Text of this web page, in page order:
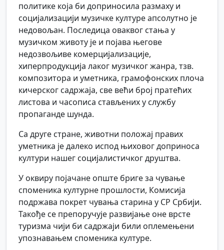
политике која би доприносила размаху и
социјализацији музичке културе апсолутно је
недовољан. Последица оваквог стања у
музичком животу је и појава његове
недозвољиве комерцијализације,
хиперпродукција лаког музичког жанра, тзв.
композитора и уметника, грамофонских плоча
кичерског садржаја, све већи број пратећих
листова и часописа стављених у службу
пропаганде шунда.
Са друге стране, животни положај правих
уметника је далеко испод њиховог доприноса
култури нашег социјалистичког друштва.
У оквиру појачане опште бриге за чување
споменика културне прошлости, Комисија
подржава покрет чувања старина у СР Србији.
Такође се препоручује развијање оне врсте
туризма чији би садржаји били оплемењени
упознавањем споменика културе.